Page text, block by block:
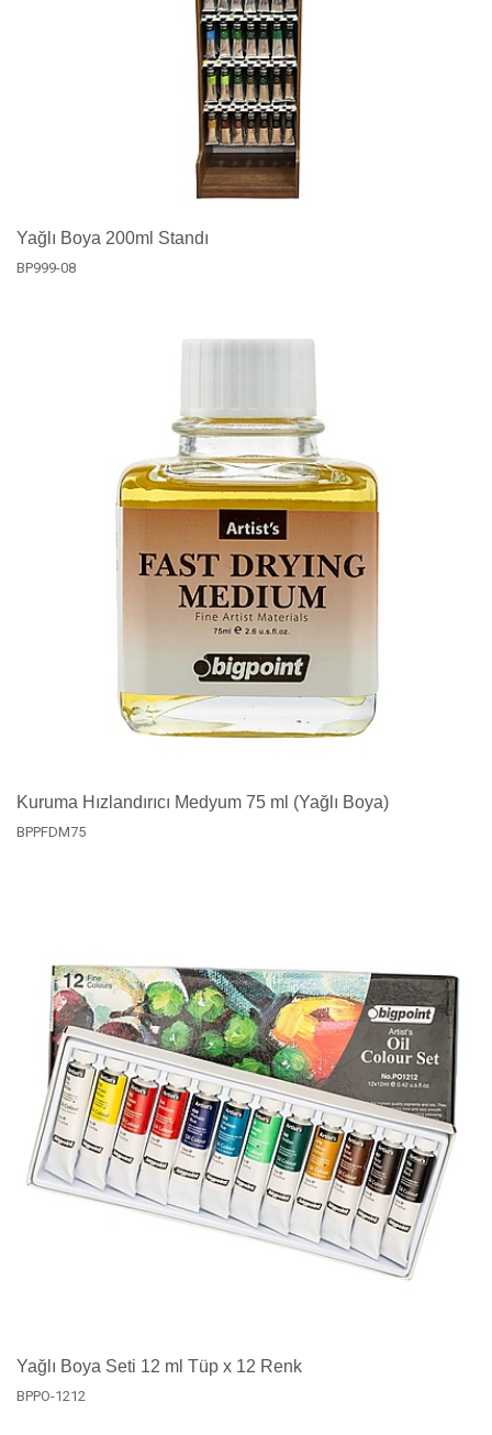
Yağlı Boya 200ml Standı
BP999-08
Kuruma Hızlandırıcı Medyum 75 ml (Yağlı Boya)
BPPFDM75
Yağlı Boya Seti 12 ml Tüp x 12 Renk
BPPO-1212